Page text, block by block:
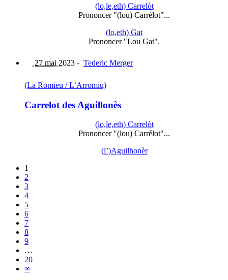
(lo,le,eth) Carrelòt
Prononcer "(lou) Carrélot"...
(lo,eth) Gat
Prononcer "Lou Gat".
27 mai 2023 - Tederic Merger
(La Romieu / L’Arromiu)
Carrelot des Aguillonès
(lo,le,eth) Carrelòt
Prononcer "(lou) Carrélot"...
(l’)Aguilhonèr
1
2
3
4
5
6
7
8
9
…
20
∞